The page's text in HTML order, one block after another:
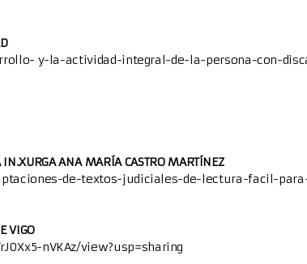
y-la-actividad-integral-de-la-persona-con-
ANA MARÍA CASTRO MARTÍNEZ
de-textos-judiciales-de-lectura-facil-
VIGO
nVKAz/view?usp=sharing